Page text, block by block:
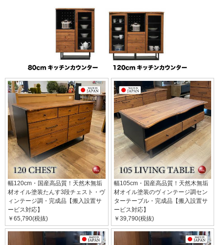
幅120cm・国産高品質！天然木無垢
材オイル塗装たんす3段チェスト・ヴ
ィンテージ調・完成品【搬入設置サ
ービス対応】
￥65,790(税抜)
幅105cm・国産高品質！天然木無垢
材オイル塗装のヴィンテージ調セン
ターテーブル・完成品【搬入設置サ
ービス対応】
￥39,790(税抜)